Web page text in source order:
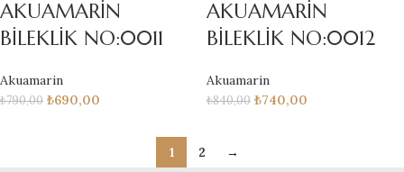
AKUAMARİN
BİLEKLİK NO:0011
Akuamarin
₺790,00 ₺690,00
AKUAMARİN
BİLEKLİK NO:0012
Akuamarin
₺840,00 ₺740,00
1 2 →